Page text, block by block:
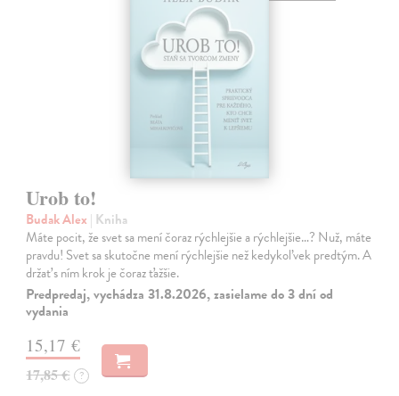
Urob to!
Budak Alex | Kniha
Máte pocit, že svet sa mení čoraz rýchlejšie a rýchlejšie…? Nuž, máte
pravdu! Svet sa skutočne mení rýchlejšie než kedykoľvek predtým. A
držať s ním krok je čoraz ťažšie.
Predpredaj, vychádza 31.8.2026, zasielame do 3 dní od
vydania
15,17 €
17,85 € ?